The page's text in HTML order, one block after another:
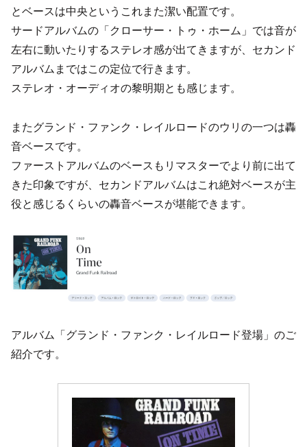
とベースは中央というこれまた潔い配置です。
サードアルバムの「クローサー・トゥ・ホーム」では音が
左右に動いたりするステレオ感が出てきますが、セカンド
アルバムまではこの定位で行きます。
ステレオ・オーディオの黎明期とも感じます。
またグランド・ファンク・レイルロードのウリの一つは轟
音ベースです。
ファーストアルバムのベースもリマスターでより前に出て
きた印象ですが、セカンドアルバムはこれ絶対ベースが主
役と感じるくらいの轟音ベースが堪能できます。
アルバム「グランド・ファンク・レイルロード登場」のご
紹介です。